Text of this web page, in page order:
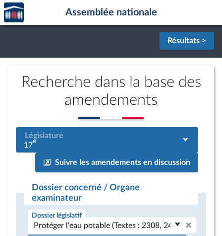
Aller au contenu
Aller en bas de la page
Accèder
à la
page
Assemblée nationale
Résultats >
Recherche dans la base des
amendements
Législature
17e
Suivre les amendements en discussion
Dossier concerné / Organe
examinateur
Dossier législatif